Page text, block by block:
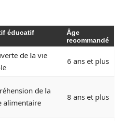
éducatif
Âge
recommandé
de la vie
6 ans et plus
de la
alimentaire
8 ans et plus